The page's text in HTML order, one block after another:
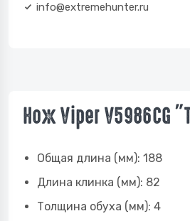
info@extremehunter.ru
Нож Viper V5986CG
Общая длина (мм): 188
Длина клинка (мм): 82
Толщина обуха (мм): 4